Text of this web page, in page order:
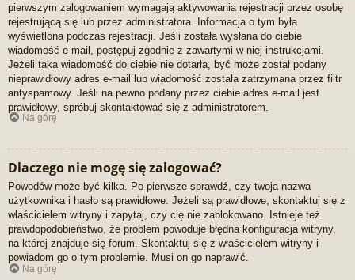
pierwszym zalogowaniem wymagają aktywowania rejestracji przez osobę
rejestrującą się lub przez administratora. Informacja o tym była
wyświetlona podczas rejestracji. Jeśli została wysłana do ciebie
wiadomość e-mail, postępuj zgodnie z zawartymi w niej instrukcjami.
Jeżeli taka wiadomość do ciebie nie dotarła, być może został podany
nieprawidłowy adres e-mail lub wiadomość została zatrzymana przez filtr
antyspamowy. Jeśli na pewno podany przez ciebie adres e-mail jest
prawidłowy, spróbuj skontaktować się z administratorem.
Na górę
Dlaczego nie mogę się zalogować?
Powodów może być kilka. Po pierwsze sprawdź, czy twoja nazwa
użytkownika i hasło są prawidłowe. Jeżeli są prawidłowe, skontaktuj się z
właścicielem witryny i zapytaj, czy cię nie zablokowano. Istnieje też
prawdopodobieństwo, że problem powoduje błędna konfiguracja witryny,
na której znajduje się forum. Skontaktuj się z właścicielem witryny i
powiadom go o tym problemie. Musi on go naprawić.
Na górę